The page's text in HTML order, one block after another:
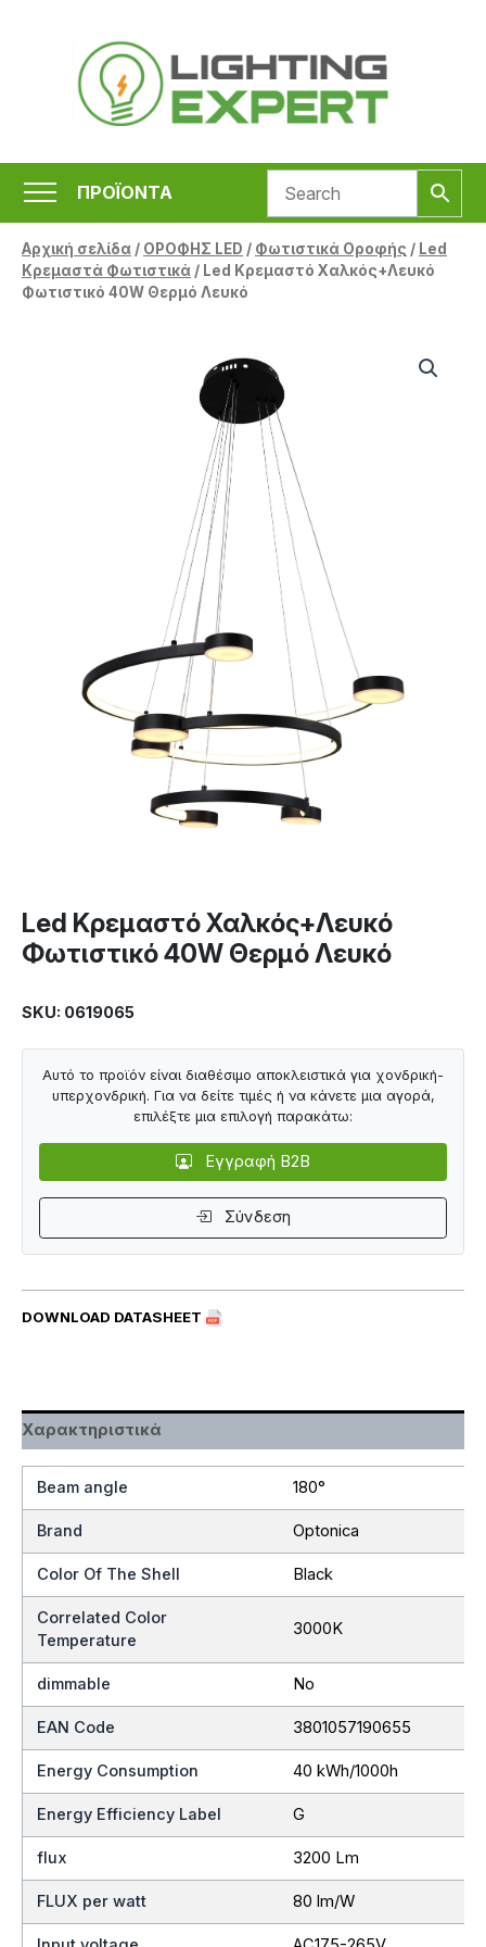
περιεχόμενο
ΠΡΟΪΟΝΤΑ
Αρχική σελίδα/ ΟΡΟΦΗΣ LED / Φωτιστικά Οροφής / Led
Κρεμαστά Φωτιστικά/ Led Κρεμαστό Χαλκός+Λευκό
Φωτιστικό 40W Θερμό Λευκό
Led Κρεμαστό Χαλκός+Λευκό
Φωτιστικό 40W Θερμό Λευκό
SKU: 0619065
DOWNLOAD DATASHEET
Αυτό το προϊόν είναι διαθέσιμο αποκλειστικά για χονδρική-
υπερχονδρική. Για να δείτε τιμές ή να κάνετε μια αγορά,
επιλέξτε μια επιλογή παρακάτω:
Εγγραφή B2B
Σύνδεση
Χαρακτηριστικά
Beam angle 180°
Brand Optonica
Color Of The Shell Black
Correlated Color
Temperature
3000K
dimmable No
EAN Code 3801057190655
Energy Consumption 40 kWh/1000h
Energy Efficiency Label G
flux 3200 Lm
FLUX per watt 80 lm/W